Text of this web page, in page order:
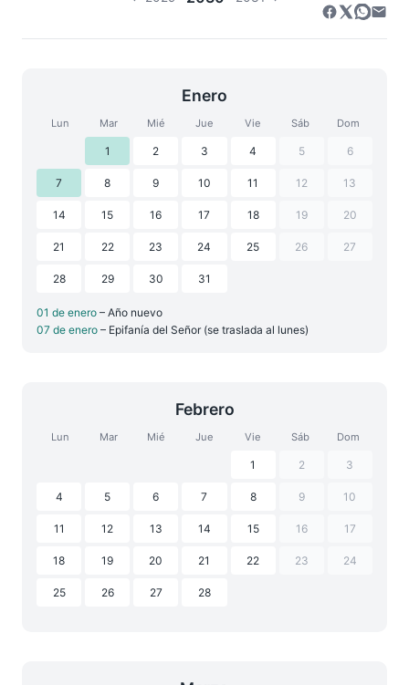
Enero
Lun Mar Mié Jue Vie Sáb Dom
1 2 3 4 5 6
7 8 9 10 11 12 13
14 15 16 17 18 19 20
21 22 23 24 25 26 27
28 29 30 31
01 de enero – Año nuevo
07 de enero – Epifanía del Señor (se traslada al lunes)
Febrero
Lun Mar Mié Jue Vie Sáb Dom
1 2 3
4 5 6 7 8 9 10
11 12 13 14 15 16 17
18 19 20 21 22 23 24
25 26 27 28